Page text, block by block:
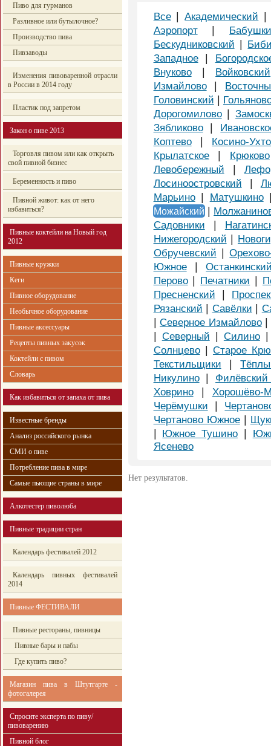
Пиво для гурманов
Разливное или бутылочное?
Производство пива
Пивзаводы
Изменения пивоваренной отрасли
в России в 2014 году
Пластик под запретом
Закон о пиве 2013
Торговля пивом или как открыть
свой пивной бизнес
Беременность и пиво
Пивной живот: как от него
избавиться?
Пивные коктейли на Новый год
2012
Пивные кружки
Кеги
Пивное оборудование
Необычное оборудование
Пивные аксессуары
Рецепты пивных закусок
Коктейли с пивом
Словарь
Как избавиться от запаха от пива
Известные бренды
Анализ российского рынка
СМИ о пиве
Потребление пива в мире
Самые пьющие страны в мире
Алкотестер пиволюба
Пивные традиции стран
Календарь фестивалей 2012
Календарь пивных фестивалей
2014
Пивные ФЕСТИВАЛИ
Пивные рестораны, пивницы
Пивные бары и пабы
Где купить пиво?
Магазин пива в Штутгарте -
фотогалерея
Спросите эксперта по пиву/
пивоварению
Пивной блог
Все|Академический
Аэропорт|
Бескудниковский |
Западное|
Внуково| Войковский
Измайлово|
Головинский |
Дорогомилово|
Зябликово|
Коптево|
Косино-
Крылатское| Крюково
Левобережный |
Лосиноостровский |
Марьино| Матушкино
Можайский|
Садовники |
Нижегородский |
Обручевский |
Южное|
Перово| Печатники |
Пресненский |
Рязанский | Савёлки |
|Северное Измайлово|
| Северный | Силино
Солнцево| Старое
Текстильщики |
Никулино|
Ховрино| Хорошёво-
Черёмушки |
Чертаново Южное|
| Южное Тушино |
Ясенево
Нет результатов.